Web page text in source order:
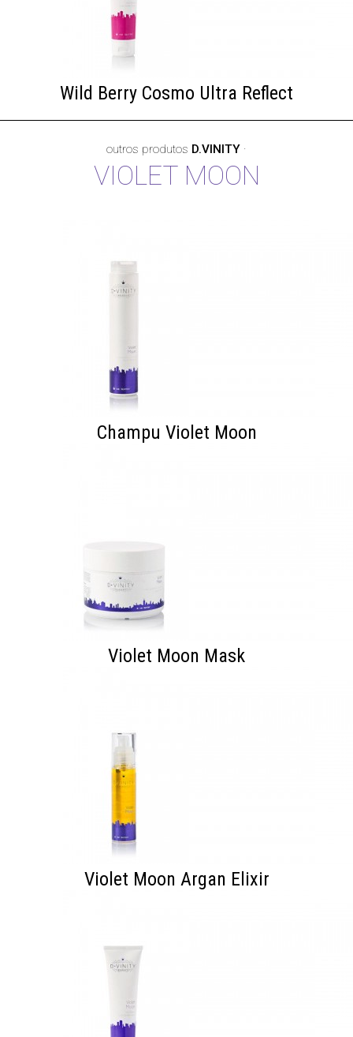
Wild Berry Cosmo Ultra Reflect
outros produtos D.VINITY ·
VIOLET MOON
Champu Violet Moon
Violet Moon Mask
Violet Moon Argan Elixir